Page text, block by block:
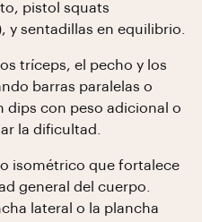
pistol squats
y sentadillas en equilibrio.
tríceps, el pecho y los
barras paralelas o
dips con peso adicional o
la dificultad.
isométrico que fortalece
general del cuerpo.
lateral o la plancha